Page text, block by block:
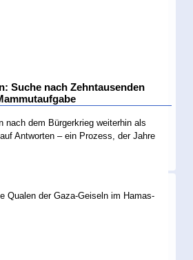
Suche nach Zehntausenden
nach dem Bürgerkrieg weiterhin als
Antworten – ein Prozess, der Jahre